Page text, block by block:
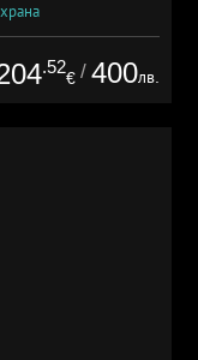
.52
€ / 400лв.